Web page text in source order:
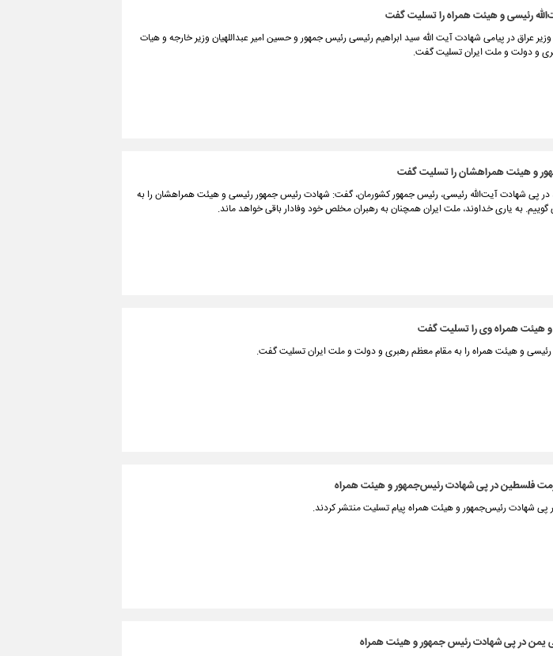
رئیسی و هیئت همراه را تسلیت گفت
عراق در پیامی شهادت آیت الله سید ابراهیم رئیسی رئیس جمهور و حسین امیر عبداللهیان وزیر خارجه و هیات
و دولت و ملت ایران تسلیت گفت.
و هیئت همراهشان را تسلیت گفت
پی شهادت آیت‌الله رئیسی، رئیس جمهور کشورمان، گفت: شهادت رئیس جمهور رئیسی و هیئت همراهشان را به
به یاری خداوند، ملت ایران همچنان به رهبران مخلص خود وفادار باقی خواهد ماند.
همراه وی را تسلیت گفت
و هیئت همراه را به مقام معظم رهبری و دولت و ملت ایران تسلیت گفت.
فلسطین در پی شهادت رئیس‌جمهور و هیئت همراه
شهادت رئیس‌جمهور و هیئت همراه پیام تسلیت منتشر کردند.
یمن در پی شهادت رئیس جمهور و هیئت همراه